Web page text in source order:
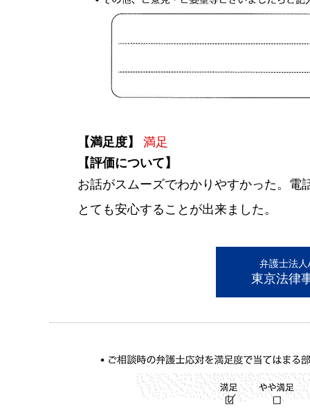
【満足度】
満足
【評価について】
お話がスムーズでわかりやすかった。電
とても安心することが出来ました。
弁護士法
東京法律